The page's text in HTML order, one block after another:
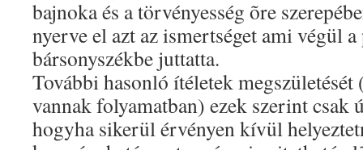
bajnoka és a törvényesség õre
nyerve el azt az ismertséget ami végül
bársonyszékbe juttatta.
További hasonló ítéletek
vannak folyamatban) ezek szerint csak
hogyha sikerül érvényen kívül